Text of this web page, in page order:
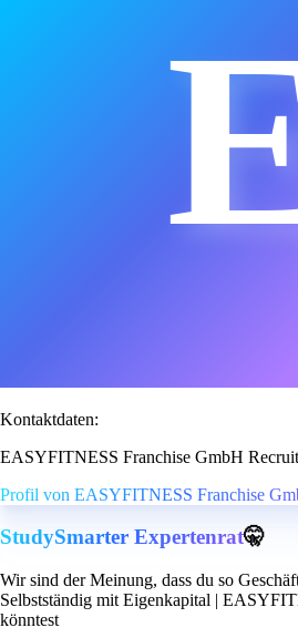
Kontaktdaten:
EASYFITNESS Franchise GmbH
Profil von EASYFITNESS Franchise
StudySmarter Expertenrat🤫
Wir sind der Meinung, dass du so
Selbstständig mit Eigenkapital |
könntest